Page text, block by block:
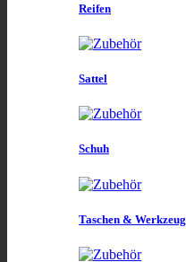
Reifen
Sattel
Schuh
Taschen & Werkzeug